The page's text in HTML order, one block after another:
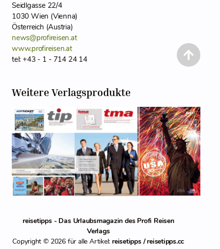
Seidlgasse 22/4
1030 Wien (Vienna)
Österreich (Austria)
news@profireisen.at
www.profireisen.at
tel: +43 - 1 - 714 24 14
Weitere Verlagsprodukte
reisetipps - Das Urlaubsmagazin des Profi Reisen
Verlags
Copyright © 2026 für alle Artikel:reisetipps / reisetipps.cc